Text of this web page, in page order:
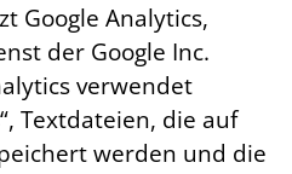
Google Analytics,
der Google Inc.
verwendet
Textdateien, die auf
werden und die